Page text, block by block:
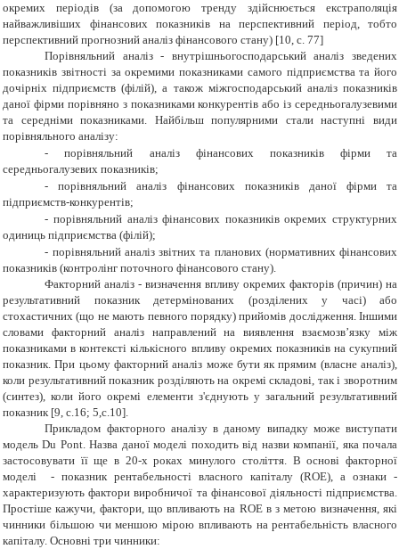
окремих періодів (за допомогою тренду здійснюється екстраполяція
найважливіших фінансових показників на перспективний період, тобто
перспективний прогнозний аналіз фінансового стану) [10, с. 77]
Порівняльний аналіз - внутрішньогосподарський аналіз зведених
показників звітності за окремими показниками самого підприємства та його
дочірніх підприємств (філій), а також міжгосподарський аналіз показників
даної фірми порівняно з показниками конкурентів або із середньогалузевими
та середніми показниками. Найбільш популярними стали наступні види
порівняльного аналізу:
-
порівняльний аналіз фінансових показників фірми та
середньогалузевих показників;
-
порівняльний аналіз фінансових показників даної фірми та
підприємств-конкурентів;
- порівняльний аналіз фінансових показників окремих структурних
одиниць підприємства (філій);
- порівняльний аналіз звітних та планових (нормативних фінансових
показників (контролінг поточного фінансового стану).
Факторний аналіз - визначення впливу окремих факторів (причин) на
результативний показник детермінованих (розділених у часі) або
стохастичних (що не мають певного порядку) прийомів дослідження. Іншими
словами факторний аналіз направлений на виявлення взаємозв’язку між
показниками в контексті кількісного впливу окремих показників на сукупний
показник. При цьому факторний аналіз може бути як прямим (власне аналіз),
коли результативний показник розділяють на окремі складові, так і зворотним
(синтез), коли його окремі елементи з'єднують у загальний результативний
показник [9, с.16; 5,c.10].
Прикладом факторного аналізу в даному випадку може виступати
модельDu Pont.Назва даної моделі походить від назви компанії, яка почала
застосовувати її ще в 20-х роках минулого століття. В основі факторної
моделі - показник рентабельності власного капіталу (ROE), а ознаки -
характеризують фактори виробничої та фінансової діяльності підприємства.
Простіше кажучи, фактори, що впливають на ROE в з метою визначення, які
чинники більшою чи меншою мірою впливають на рентабельність власного
капіталу. Основні три чинники: